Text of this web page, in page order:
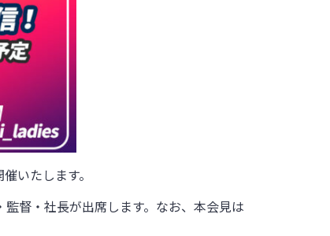
いたします。
督・社長が出席します。なお、本会見は